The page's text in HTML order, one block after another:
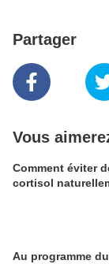
Partager
Vous
Comment éviter
cortisol
Au programme